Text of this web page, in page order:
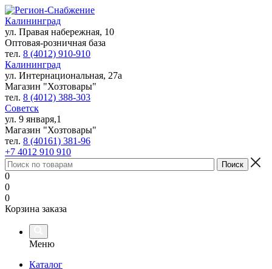
Калининград
ул. Правая набережная, 10
Оптовая-розничная база
тел. 8 (4012) 910-910
Калининград
ул. Интернациональная, 27а
Магазин "Хозтовары"
тел. 8 (4012) 388-303
Советск
ул. 9 января,1
Магазин "Хозтовары"
тел. 8 (40161) 381-96
+7 4012 910 910
0
0
0
Корзина заказа
Меню
Каталог